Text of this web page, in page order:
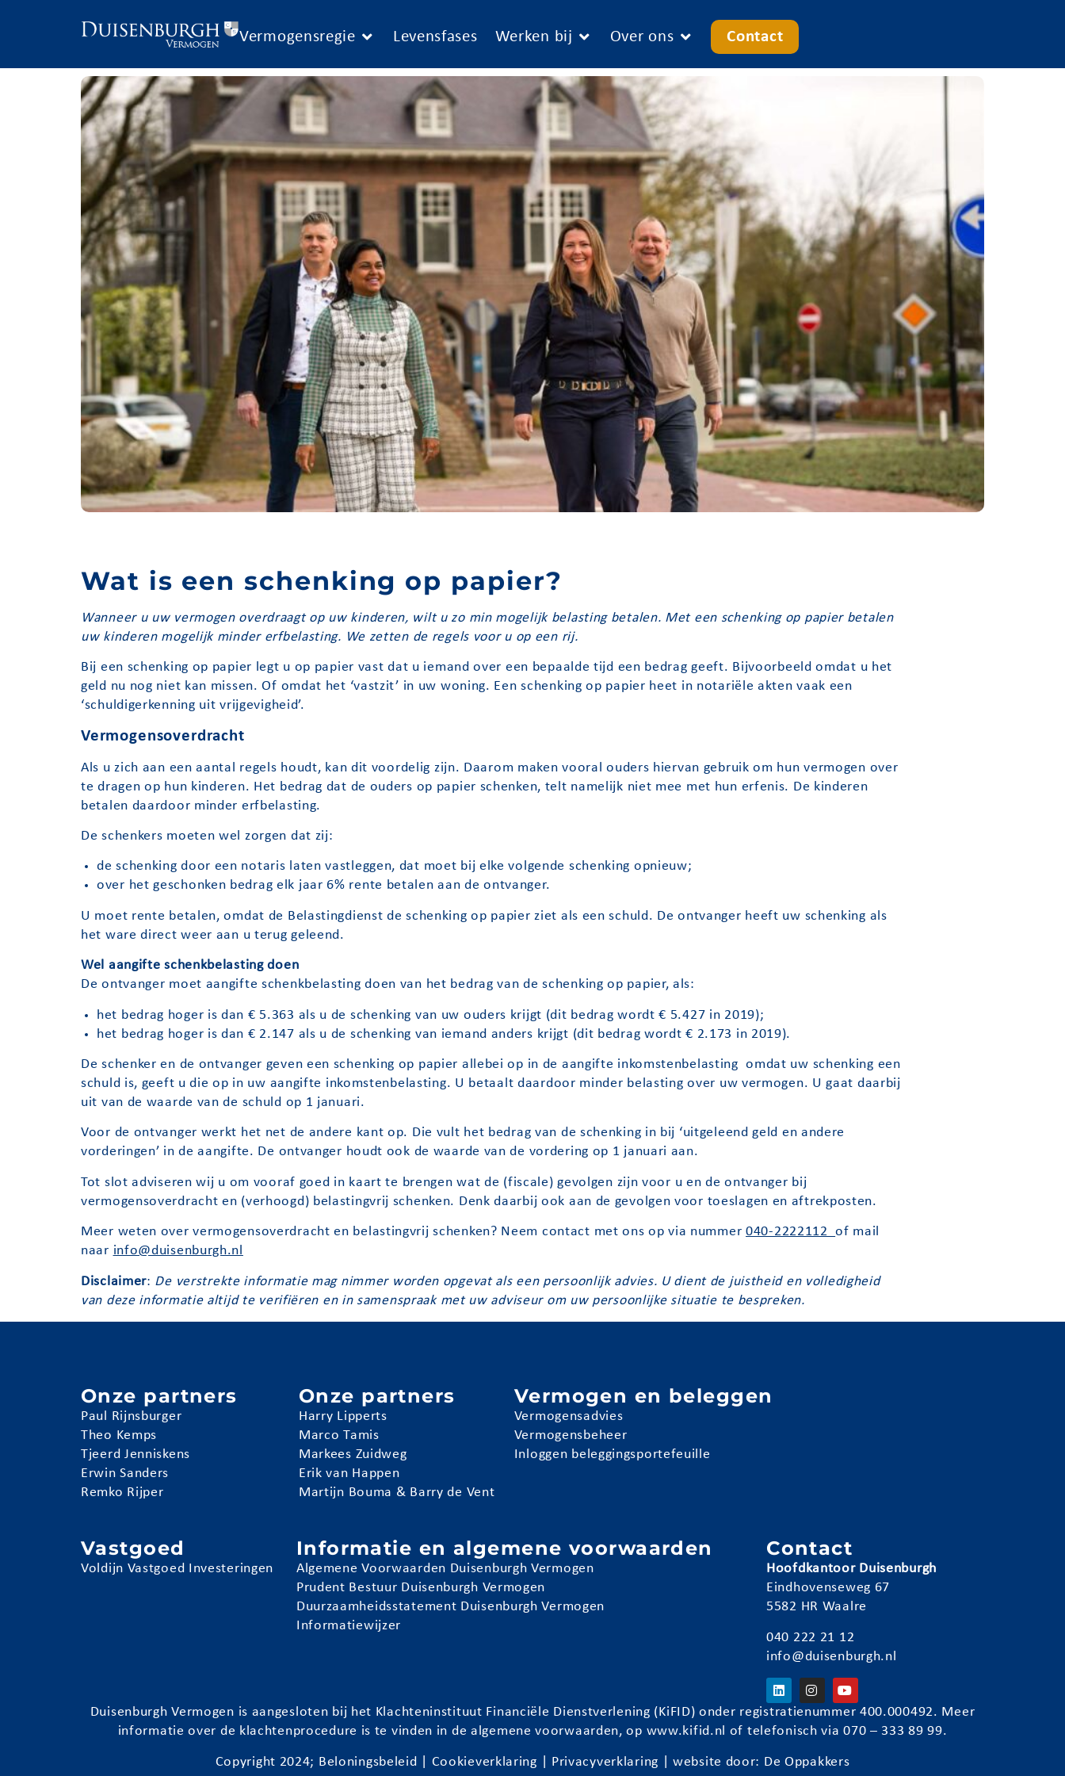
Vermogensregie Levensfases Werken bij Over ons Contact
Wat is een schenking op papier?
Wanneer u uw vermogen overdraagt op uw kinderen, wilt u zo min mogelijk belasting betalen. Met een schenking op papier betalen
uw kinderen mogelijk minder erfbelasting. We zetten de regels voor u op een rij.
Bij een schenking op papier legt u op papier vast dat u iemand over een bepaalde tijd een bedrag geeft. Bijvoorbeeld omdat u het
geld nu nog niet kan missen. Of omdat het ‘vastzit’ in uw woning. Een schenking op papier heet in notariële akten vaak een
‘schuldigerkenning uit vrijgevigheid’.
Vermogensoverdracht
Als u zich aan een aantal regels houdt, kan dit voordelig zijn. Daarom maken vooral ouders hiervan gebruik om hun vermogen over
te dragen op hun kinderen. Het bedrag dat de ouders op papier schenken, telt namelijk niet mee met hun erfenis. De kinderen
betalen daardoor minder erfbelasting.
De schenkers moeten wel zorgen dat zij:
de schenking door een notaris laten vastleggen, dat moet bij elke volgende schenking opnieuw;
over het geschonken bedrag elk jaar 6% rente betalen aan de ontvanger.
U moet rente betalen, omdat de Belastingdienst de schenking op papier ziet als een schuld. De ontvanger heeft uw schenking als
het ware direct weer aan u terug geleend.
Wel aangifte schenkbelasting doen
De ontvanger moet aangifte schenkbelasting doen van het bedrag van de schenking op papier, als:
het bedrag hoger is dan € 5.363 als u de schenking van uw ouders krijgt (dit bedrag wordt € 5.427 in 2019);
het bedrag hoger is dan € 2.147 als u de schenking van iemand anders krijgt (dit bedrag wordt € 2.173 in 2019).
De schenker en de ontvanger geven een schenking op papier allebei op in de aangifte inkomstenbelasting omdat uw schenking een
schuld is, geeft u die op in uw aangifte inkomstenbelasting. U betaalt daardoor minder belasting over uw vermogen. U gaat daarbij
uit van de waarde van de schuld op 1 januari.
Voor de ontvanger werkt het net de andere kant op. Die vult het bedrag van de schenking in bij ‘uitgeleend geld en andere
vorderingen’ in de aangifte. De ontvanger houdt ook de waarde van de vordering op 1 januari aan.
Tot slot adviseren wij u om vooraf goed in kaart te brengen wat de (fiscale) gevolgen zijn voor u en de ontvanger bij
vermogensoverdracht en (verhoogd) belastingvrij schenken. Denk daarbij ook aan de gevolgen voor toeslagen en aftrekposten.
Meer weten over vermogensoverdracht en belastingvrij schenken? Neem contact met ons op via nummer 040-2222112of mail
naar info@duisenburgh.nl
Disclaimer: De verstrekte informatie mag nimmer worden opgevat als een persoonlijk advies. U dient de juistheid en volledigheid
van deze informatie altijd te verifiëren en in samenspraak met uw adviseur om uw persoonlijke situatie te bespreken.
Onze partners
Paul Rijnsburger
Theo Kemps
Tjeerd Jenniskens
Erwin Sanders
Remko Rijper
Onze partners
Harry Lipperts
Marco Tamis
Markees Zuidweg
Erik van Happen
Martijn Bouma & Barry de Vent
Vermogen en beleggen
Vermogensadvies
Vermogensbeheer
Inloggen beleggingsportefeuille
Vastgoed
Voldijn Vastgoed Investeringen
Informatie en algemene voorwaarden
Algemene Voorwaarden Duisenburgh Vermogen
Prudent Bestuur Duisenburgh Vermogen
Duurzaamheidsstatement Duisenburgh Vermogen
Informatiewijzer
Contact
Hoofdkantoor Duisenburgh
Eindhovenseweg 67
5582 HR Waalre
040 222 21 12
info@duisenburgh.nl
Duisenburgh Vermogen is aangesloten bij het Klachteninstituut Financiële Dienstverlening (KiFID) onder registratienummer 400.000492. Meer
informatie over de klachtenprocedure is te vinden in de algemene voorwaarden, op www.kifid.nl of telefonisch via 070 – 333 89 99.
Copyright 2024; Beloningsbeleid Cookieverklaring Privacyverklaring | website door: De Oppakkers